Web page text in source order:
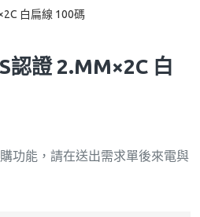
認證 2.MM×2C 白
功能，請在送出需求單後來電與